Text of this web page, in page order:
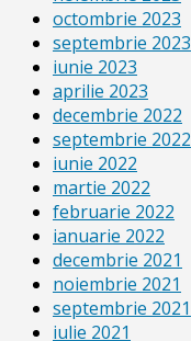
octombrie 2023
septembrie 2023
iunie 2023
aprilie 2023
decembrie 2022
septembrie 2022
iunie 2022
martie 2022
februarie 2022
ianuarie 2022
decembrie 2021
noiembrie 2021
septembrie 2021
iulie 2021